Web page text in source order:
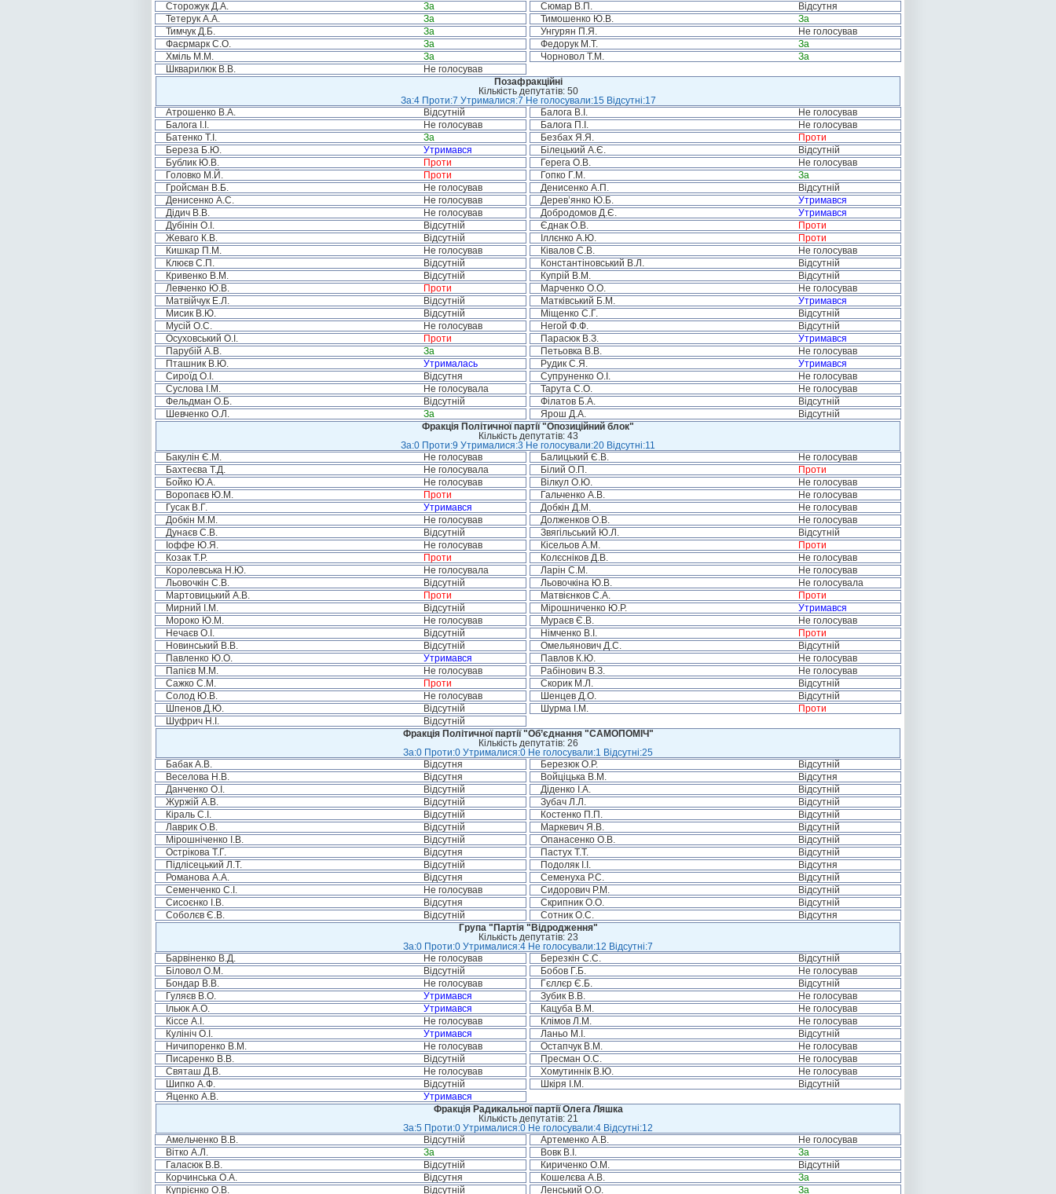
Сторожук Д.А.
За Сюмар В.П.
Відсутня
Тетерук А.А.
За Тимошенко Ю.В.
За
Тимчук Д.Б.
За Унгурян П.Я.
Не голосував
Фаєрмарк С.О.
За Федорук М.Т.
За
Хміль М.М.
За Чорновол Т.М.
За
Шкварилюк В.В.
Не голосував
Позафракційні
Кількість депутатів: 50
За:4 Проти:7 Утрималися:7 Не голосували:15 Відсутні:17
Атрошенко В.А.
Відсутній Балога В.І.
Не голосував
Балога І.І.
Не голосував Балога П.І.
Не голосував
Батенко Т.І.
За Безбах Я.Я.
Проти
Береза Б.Ю.
Утримався Білецький А.Є.
Відсутній
Бублик Ю.В.
Проти Герега О.В.
Не голосував
Головко М.Й.
Проти Гопко Г.М.
За
Гройсман В.Б.
Не голосував Денисенко А.П.
Відсутній
Денисенко А.С.
Не голосував Дерев’янко Ю.Б.
Утримався
Дідич В.В.
Не голосував Добродомов Д.Є.
Утримався
Дубінін О.І.
Відсутній Єднак О.В.
Проти
Жеваго К.В.
Відсутній Іллєнко А.Ю.
Проти
Кишкар П.М.
Не голосував Ківалов С.В.
Не голосував
Клюєв С.П.
Відсутній Константіновський В.Л.
Відсутній
Кривенко В.М.
Відсутній Купрій В.М.
Відсутній
Левченко Ю.В.
Проти Марченко О.О.
Не голосував
Матвійчук Е.Л.
Відсутній Матківський Б.М.
Утримався
Мисик В.Ю.
Відсутній Міщенко С.Г.
Відсутній
Мусій О.С.
Не голосував Негой Ф.Ф.
Відсутній
Осуховський О.І.
Проти Парасюк В.З.
Утримався
Парубій А.В.
За Петьовка В.В.
Не голосував
Пташник В.Ю.
Утрималась Рудик С.Я.
Утримався
Сироїд О.І.
Відсутня Супруненко О.І.
Не голосував
Суслова І.М.
Не голосувала Тарута С.О.
Не голосував
Фельдман О.Б.
Відсутній Філатов Б.А.
Відсутній
Шевченко О.Л.
За Ярош Д.А.
Відсутній
Фракція Політичної партії "Опозиційний блок"
Кількість депутатів: 43
За:0 Проти:9 Утрималися:3 Не голосували:20 Відсутні:11
Бакулін Є.М.
Не голосував Балицький Є.В.
Не голосував
Бахтеєва Т.Д.
Не голосувала Білий О.П.
Проти
Бойко Ю.А.
Не голосував Вілкул О.Ю.
Не голосував
Воропаєв Ю.М.
Проти Гальченко А.В.
Не голосував
Гусак В.Г.
Утримався Добкін Д.М.
Не голосував
Добкін М.М.
Не голосував Долженков О.В.
Не голосував
Дунаєв С.В.
Відсутній Звягільський Ю.Л.
Відсутній
Іоффе Ю.Я.
Не голосував Кісельов А.М.
Проти
Козак Т.Р.
Проти Колєсніков Д.В.
Не голосував
Королевська Н.Ю.
Не голосувала Ларін С.М.
Не голосував
Льовочкін С.В.
Відсутній Льовочкіна Ю.В.
Не голосувала
Мартовицький А.В.
Проти Матвієнков С.А.
Проти
Мирний І.М.
Відсутній Мірошниченко Ю.Р.
Утримався
Мороко Ю.М.
Не голосував Мураєв Є.В.
Не голосував
Нечаєв О.І.
Відсутній Німченко В.І.
Проти
Новинський В.В.
Відсутній Омельянович Д.С.
Відсутній
Павленко Ю.О.
Утримався Павлов К.Ю.
Не голосував
Папієв М.М.
Не голосував Рабінович В.З.
Не голосував
Сажко С.М.
Проти Скорик М.Л.
Відсутній
Солод Ю.В.
Не голосував Шенцев Д.О.
Відсутній
Шпенов Д.Ю.
Відсутній Шурма І.М.
Проти
Шуфрич Н.І.
Відсутній
Фракція Політичної партії "Об’єднання "САМОПОМІЧ"
Кількість депутатів: 26
За:0 Проти:0 Утрималися:0 Не голосували:1 Відсутні:25
Бабак А.В.
Відсутня Березюк О.Р.
Відсутній
Веселова Н.В.
Відсутня Войціцька В.М.
Відсутня
Данченко О.І.
Відсутній Діденко І.А.
Відсутній
Журжій А.В.
Відсутній Зубач Л.Л.
Відсутній
Кіраль С.І.
Відсутній Костенко П.П.
Відсутній
Лаврик О.В.
Відсутній Маркевич Я.В.
Відсутній
Мірошніченко І.В.
Відсутній Опанасенко О.В.
Відсутній
Острікова Т.Г.
Відсутня Пастух Т.Т.
Відсутній
Підлісецький Л.Т.
Відсутній Подоляк І.І.
Відсутня
Романова А.А.
Відсутня Семенуха Р.С.
Відсутній
Семенченко С.І.
Не голосував Сидорович Р.М.
Відсутній
Сисоєнко І.В.
Відсутня Скрипник О.О.
Відсутній
Соболєв Є.В.
Відсутній Сотник О.С.
Відсутня
Група "Партія "Відродження"
Кількість депутатів: 23
За:0 Проти:0 Утрималися:4 Не голосували:12 Відсутні:7
Барвіненко В.Д.
Не голосував Березкін С.С.
Відсутній
Біловол О.М.
Відсутній Бобов Г.Б.
Не голосував
Бондар В.В.
Не голосував Гєллєр Є.Б.
Відсутній
Гуляєв В.О.
Утримався Зубик В.В.
Не голосував
Ільюк А.О.
Утримався Кацуба В.М.
Не голосував
Кіссе А.І.
Не голосував Клімов Л.М.
Не голосував
Кулініч О.І.
Утримався Ланьо М.І.
Відсутній
Ничипоренко В.М.
Не голосував Остапчук В.М.
Не голосував
Писаренко В.В.
Відсутній Пресман О.С.
Не голосував
Святаш Д.В.
Не голосував Хомутиннік В.Ю.
Не голосував
Шипко А.Ф.
Відсутній Шкіря І.М.
Відсутній
Яценко А.В.
Утримався
Фракція Радикальної партії Олега Ляшка
Кількість депутатів: 21
За:5 Проти:0 Утрималися:0 Не голосували:4 Відсутні:12
Амельченко В.В.
Відсутній Артеменко А.В.
Не голосував
Вітко А.Л.
За Вовк В.І.
За
Галасюк В.В.
Відсутній Кириченко О.М.
Відсутній
Корчинська О.А.
Відсутня Кошелєва А.В.
За
Купрієнко О.В.
Відсутній Ленський О.О. За